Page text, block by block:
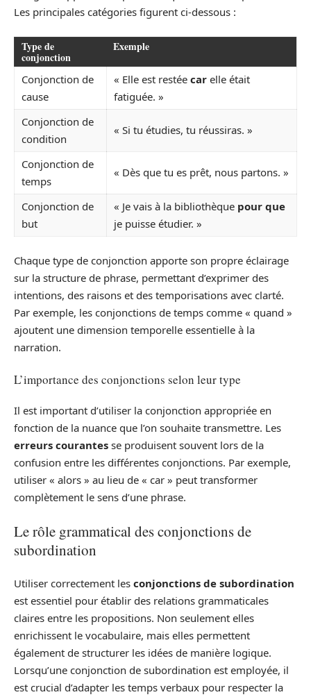
Les principales catégories figurent ci-dessous :
Type de
conjonction
Exemple
Conjonction de
cause
« Elle est restée car elle était
fatiguée. »
Conjonction de
condition
« Si tu étudies, tu réussiras. »
Conjonction de
temps
« Dès que tu es prêt, nous partons. »
Conjonction de
but
« Je vais à la bibliothèque pour que
je puisse étudier. »
Chaque type de conjonction apporte son propre éclairage
sur la structure de phrase, permettant d’exprimer des
intentions, des raisons et des temporisations avec clarté.
Par exemple, les conjonctions de temps comme « quand »
ajoutent une dimension temporelle essentielle à la
narration.
L’importance des conjonctions selon leur type
Il est important d’utiliser la conjonction appropriée en
fonction de la nuance que l’on souhaite transmettre. Les
erreurs courantes se produisent souvent lors de la
confusion entre les différentes conjonctions. Par exemple,
utiliser « alors » au lieu de « car » peut transformer
complètement le sens d’une phrase.
Le rôle grammatical des conjonctions de
subordination
Utiliser correctement les conjonctions de subordination
est essentiel pour établir des relations grammaticales
claires entre les propositions. Non seulement elles
enrichissent le vocabulaire, mais elles permettent
également de structurer les idées de manière logique.
Lorsqu’une conjonction de subordination est employée, il
est crucial d’adapter les temps verbaux pour respecter la